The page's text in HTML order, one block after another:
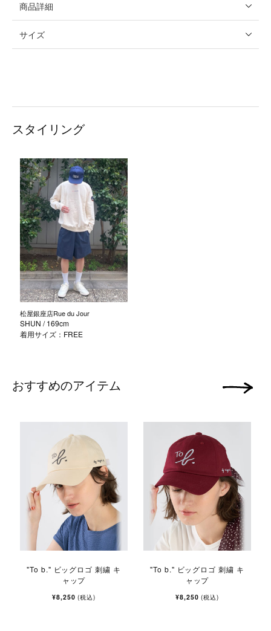
商品詳細
サイズ
スタイリング
松屋銀座店Rue du Jour
SHUN / 169cm
着用サイズ：FREE
おすすめのアイテム
"To b." ビッグロゴ 刺繍 キ
ャップ
¥8,250(税込)
"To b." ビッグロゴ 刺繍 キ
ャップ
¥8,250(税込)
次の画像